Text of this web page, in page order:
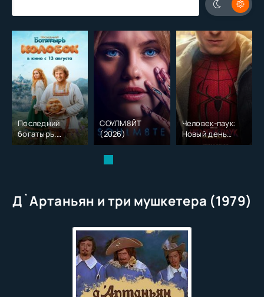
Последний
богатырь.
Колобок (2026)
СОУЛМ8ЙТ
(2026)
Человек-паук:
Новый день
(2026)
Д`Артаньян и три мушкетера (1979)